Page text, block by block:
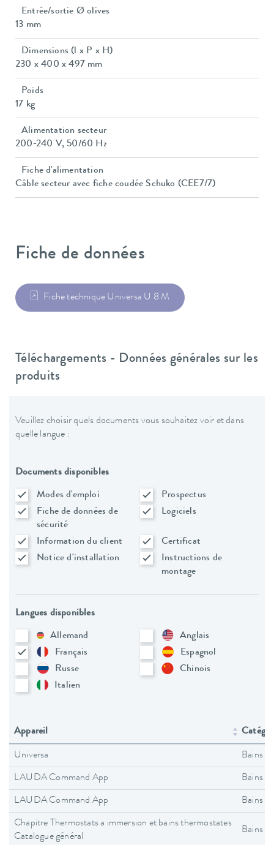
Entrée/sortie Ø olives
13 mm
Dimensions (l x P x H)
230 x 400 x 497 mm
Poids
17 kg
Alimentation secteur
200-240 V, 50/60 Hz
Fiche d'alimentation
Câble secteur avec fiche coudée Schuko (CEE7/7)
Fiche de données
Fiche technique Universa U 8 M
Téléchargements - Données générales sur les
produits
Veuillez choisir quels documents vous souhaitez voir et dans
quelle langue :
Documents disponibles
Modes d'emploi
Prospectus
Fiche de données de
sécurité
Logiciels
Information du client
Certificat
Notice d'installation
Instructions de
montage
Langues disponibles
Allemand
Anglais
Français
Espagnol
Russe
Chinois
Italien
Appareil
Universa Bains
LAUDA Command App Bains
LAUDA Command App Bains
Chapitre Thermostats a immersion et bains thermostates
Catalogue général
Bains